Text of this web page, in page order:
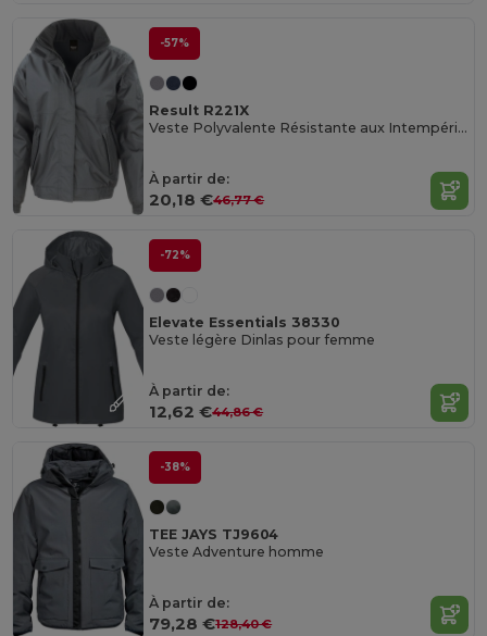
-57%
Result R221X
Veste Polyvalente Résistante aux Intempéries
À partir de:
20,18 €46,77 €
-72%
Elevate Essentials 38330
Veste légère Dinlas pour femme
À partir de:
12,62 €44,86 €
-38%
TEE JAYS TJ9604
Veste Adventure homme
À partir de:
79,28 €128,40 €